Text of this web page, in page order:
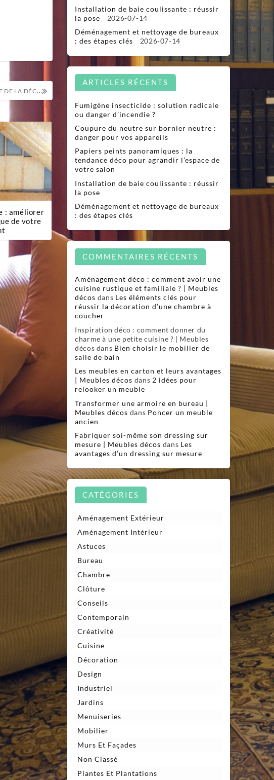
LA FERRONNERIE D’ART AU SERVICE DE LA DÉCORATION INTÉRIEURE ET EXTÉRIEURE
: améliorer
de votre
Installation de baie coulissante : réussir
la pose
2026-07-14
Déménagement et nettoyage de bureaux
: des étapes clés
2026-07-14
ARTICLES RÉCENTS
Fumigène insecticide : solution radicale
ou danger d’incendie ?
Coupure du neutre sur bornier neutre :
danger pour vos appareils
Papiers peints panoramiques : la
tendance déco pour agrandir l’espace de
votre salon
Installation de baie coulissante : réussir
la pose
Déménagement et nettoyage de bureaux
: des étapes clés
COMMENTAIRES RÉCENTS
Aménagement déco : comment avoir une
cuisine rustique et familiale ? | Meubles
décos dans Les éléments clés pour
réussir la décoration d’une chambre à
coucher
Inspiration déco : comment donner du
charme à une petite cuisine ? | Meubles
décos dans Bien choisir le mobilier de
salle de bain
Les meubles en carton et leurs avantages
| Meubles décos dans 2 idées pour
relooker un meuble
Transformer une armoire en bureau |
Meubles décos dans Poncer un meuble
ancien
Fabriquer soi-même son dressing sur
mesure | Meubles décos dans Les
avantages d’un dressing sur mesure
CATÉGORIES
Aménagement Extérieur
Aménagement Intérieur
Astuces
Bureau
Chambre
Clôture
Conseils
Contemporain
Créativité
Cuisine
Décoration
Design
Industriel
Jardins
Menuiseries
Mobilier
Murs Et Façades
Non Classé
Plantes Et Plantations